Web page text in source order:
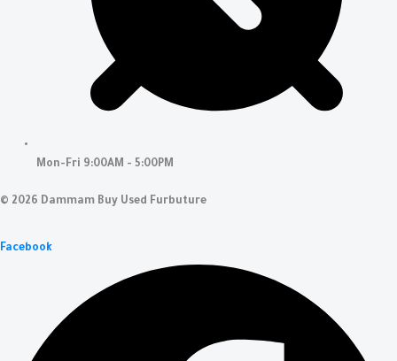
Mon-Fri 9:00AM - 5:00PM
© 2026 Dammam Buy Used Furbuture
Facebook